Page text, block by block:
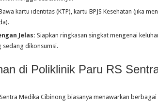
kartu identitas (KTP), kartu BPJS Kesehatan (jika
Jelas: Siapkan ringkasan singkat mengenai
dikonsumsi.
di Poliklinik Paru RS
Medika Cibinong biasanya menawarkan